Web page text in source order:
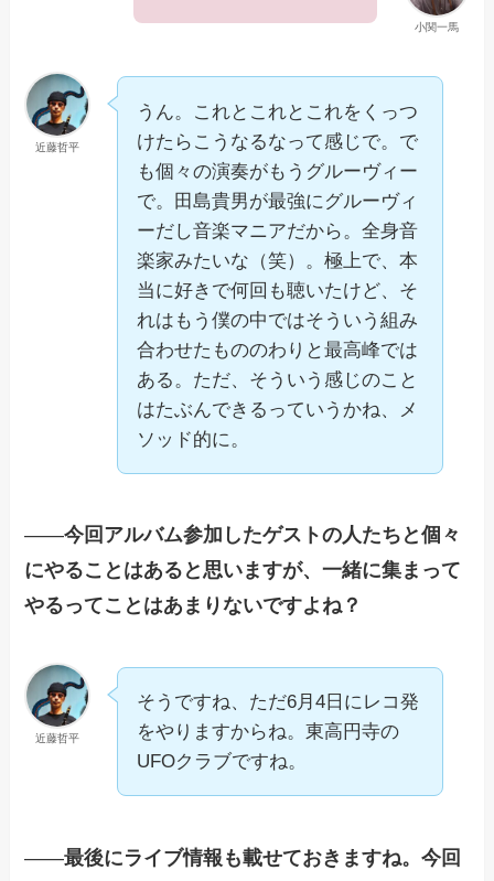
小関一馬
近藤哲平
うん。これとこれとこれをくっつ
けたらこうなるなって感じで。で
も個々の演奏がもうグルーヴィー
で。田島貴男が最強にグルーヴィ
ーだし音楽マニアだから。全身音
楽家みたいな（笑）。極上で、本
当に好きで何回も聴いたけど、そ
れはもう僕の中ではそういう組み
合わせたもののわりと最高峰では
ある。ただ、そういう感じのこと
はたぶんできるっていうかね、メ
ソッド的に。
——今回アルバム参加したゲストの人たちと個々
にやることはあると思いますが、一緒に集まって
やるってことはあまりないですよね？
近藤哲平
そうですね、ただ6月4日にレコ発
をやりますからね。東高円寺の
UFOクラブですね。
——最後にライブ情報も載せておきますね。今回